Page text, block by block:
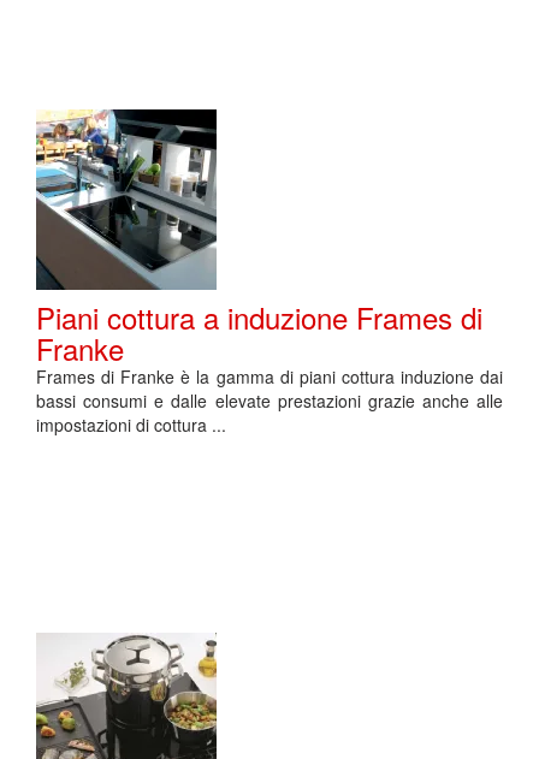
Piani cottura a induzione Frames di
Franke
Frames di Franke è la gamma di piani cottura induzione dai
bassi consumi e dalle elevate prestazioni grazie anche alle
impostazioni di cottura ...